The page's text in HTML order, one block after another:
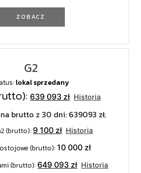
ZOBACZ
G2
lokal sprzedany
639 093 zł Historia
brutto z 30 dni: 639093 zł.
(brutto): 9 100 zł Historia
(brutto): 10 000 zł
(brutto): 649 093 zł Historia